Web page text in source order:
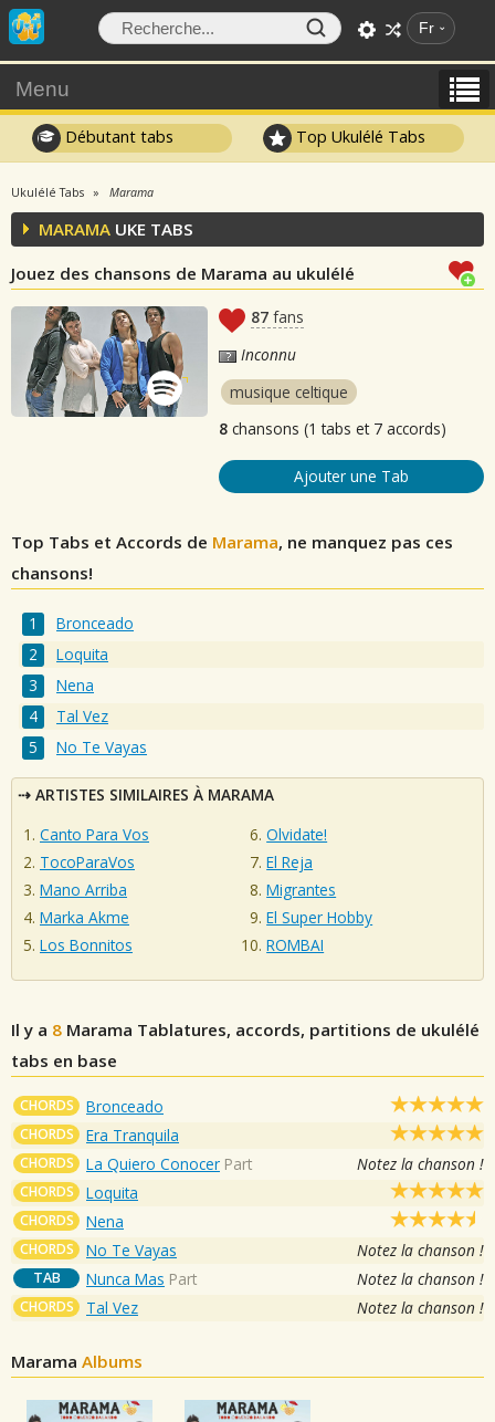
Fr
Menu
Débutant tabs Top Ukulélé Tabs
Ukulélé Tabs Marama
MARAMA UKE TABS
Jouez des chansons de Marama au ukulélé
87 fans
Inconnu
musique celtique
8 chansons (1 tabs et 7 accords)
Ajouter une Tab
Top Tabs et Accords de Marama, ne manquez pas ces
chansons!
Bronceado
Loquita
Nena
Tal Vez
No Te Vayas
ARTISTES SIMILAIRES À MARAMA
Canto Para Vos
TocoParaVos
Mano Arriba
Marka Akme
Los Bonnitos
Olvidate!
El Reja
Migrantes
El Super Hobby
ROMBAI
Il y a 8 Marama Tablatures, accords, partitions de ukulélé
tabs en base
CHORDS Bronceado
CHORDS Era Tranquila
CHORDS La Quiero Conocer Part Notez la chanson !
CHORDS Loquita
CHORDS Nena
CHORDS No Te Vayas Notez la chanson !
TAB Nunca Mas Part Notez la chanson !
CHORDS Tal Vez Notez la chanson !
Marama Albums